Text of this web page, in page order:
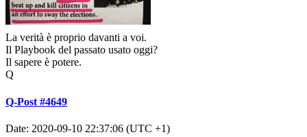
La verità è proprio davanti a voi.
Il Playbook del passato usato oggi?
Il sapere è potere.
Q
Q-Post #4649
Date: 2020-09-10 22:37:06 (UTC +1)